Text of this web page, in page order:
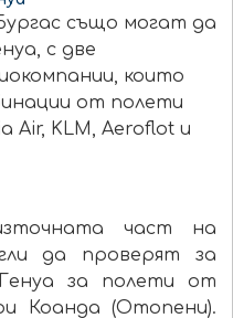
също могат да
с две
които
от полети
KLM, Aeroflot и
част на
да проверят за
за полети от
Коанда (Отопени).